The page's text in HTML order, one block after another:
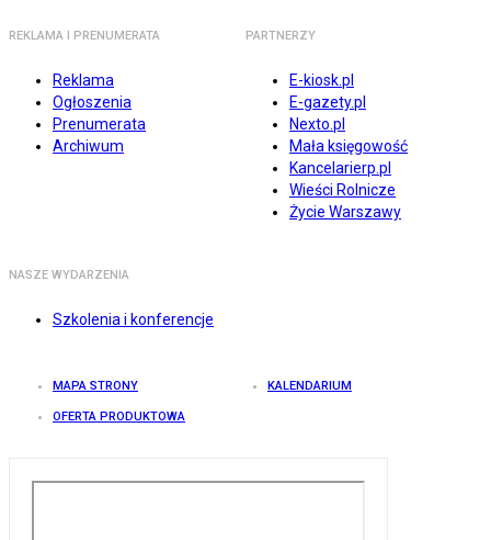
REKLAMA I PRENUMERATA
Reklama
Ogłoszenia
Prenumerata
Archiwum
PARTNERZY
E-kiosk.pl
E-gazety.pl
Nexto.pl
Mała księgowość
Kancelarierp.pl
Wieści Rolnicze
Życie Warszawy
NASZE WYDARZENIA
Szkolenia i konferencje
MAPA STRONY KALENDARIUM
OFERTA PRODUKTOWA